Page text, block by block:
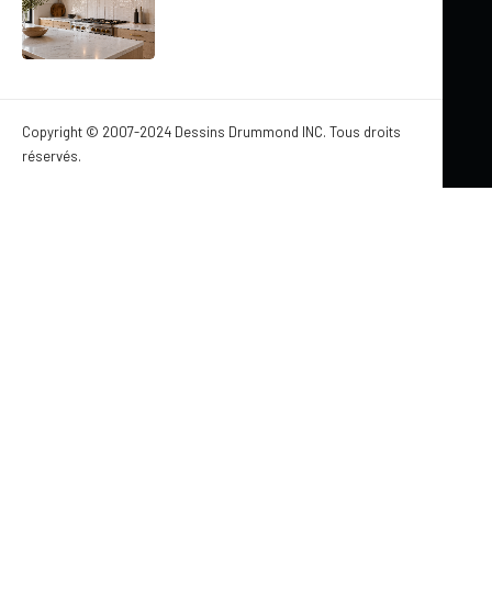
Copyright © 2007-2024 Dessins Drummond INC. Tous droits
réservés.
NOUVELLE RÈGLE HYPOTHÉCAIRE:
SEULEMENT 7% DES PRÊTS SERONT
FINANCEMENT ET LÉGAL